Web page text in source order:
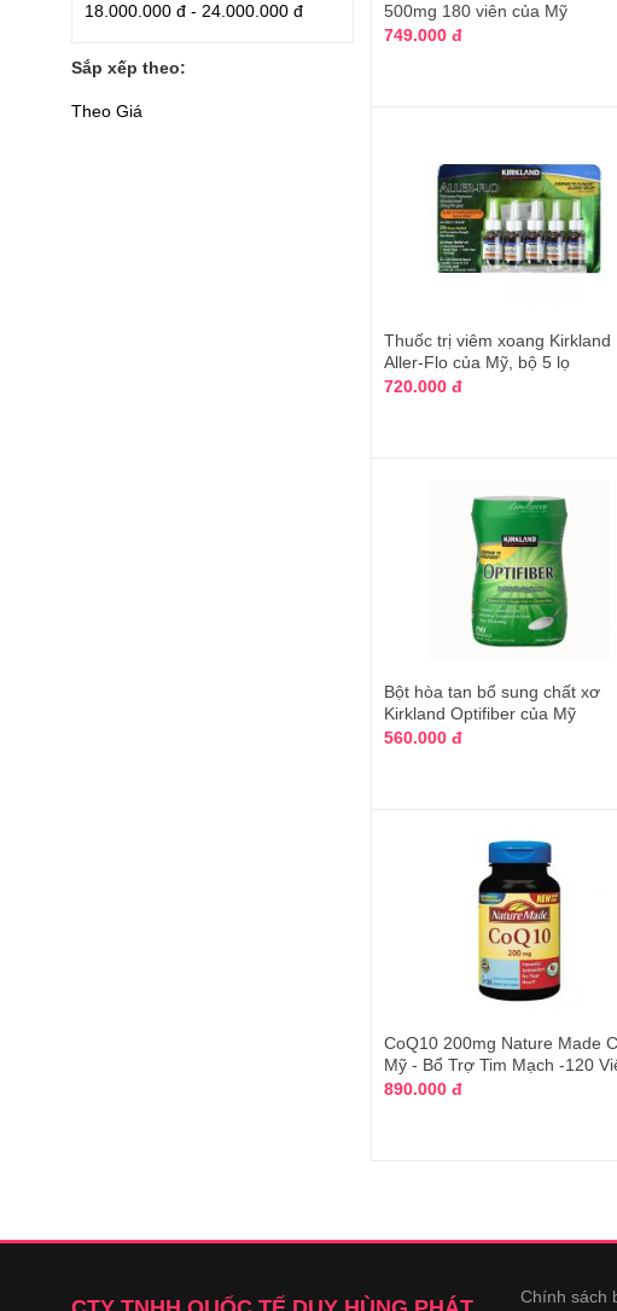
Earthrise
Japan Algae
18.000.000 đ - 24.000.000 đ
Sắp xếp theo:
Theo Giá
500mg 180 viên của Mỹ
749.000 đ
Thuốc trị viêm xoang Kirkland
Aller-Flo của Mỹ, bộ 5 lọ
720.000 đ
Bột hòa tan bổ sung chất xơ
Kirkland Optifiber của Mỹ
560.000 đ
CoQ10 200mg Nature Made
Mỹ - Bổ Trợ Tim Mạch -120
890.000 đ
Chính sách